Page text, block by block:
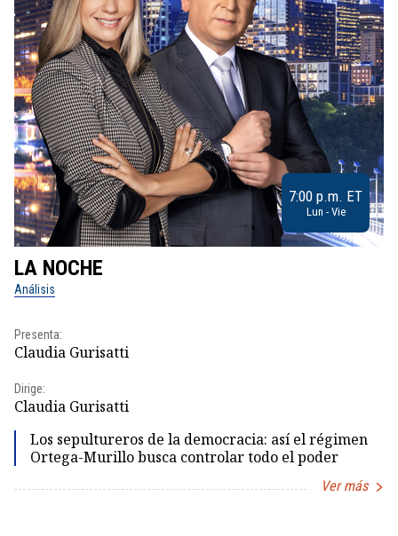
7:00 p.m. ET
Lun - Vie
LA NOCHE
Análisis
Presenta:
Claudia Gurisatti
Dirige:
Claudia Gurisatti
Los sepultureros de la democracia: así el régimen
Ortega-Murillo busca controlar todo el poder
Ver más